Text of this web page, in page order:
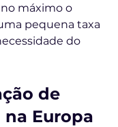
máximo o
pequena taxa
do
de
Europa